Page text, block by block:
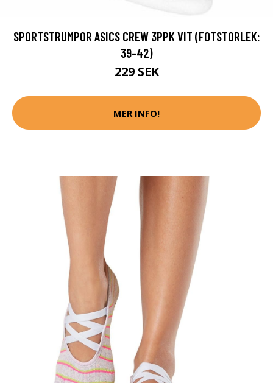
SPORTSTRUMPOR ASICS CREW 3PPK VIT (FOTSTORLEK:
39-42)
229 SEK
MER INFO!